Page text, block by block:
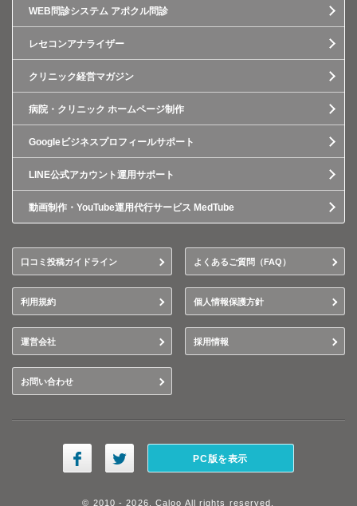
WEB問診システム アポクル問診
レセコンアナライザー
クリニック経営マガジン
病院・クリニック ホームページ制作
Googleビジネスプロフィールサポート
LINE公式アカウント運用サポート
動画制作・YouTube運用代行サービス MedTube
口コミ投稿ガイドライン よくあるご質問（FAQ）
利用規約 個人情報保護方針
運営会社 採用情報
お問い合わせ
PC版を表示
© 2010 - 2026, Caloo All rights reserved.